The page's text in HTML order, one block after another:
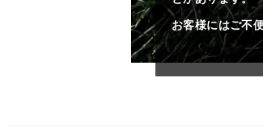
お客様にはご不